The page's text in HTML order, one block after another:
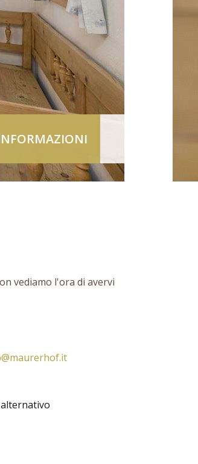
vediamo l'ora di avervi